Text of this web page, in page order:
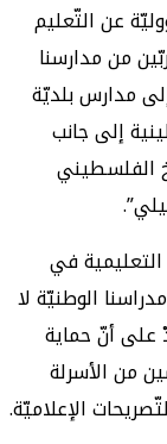
عن التّعليم
من مدارسنا
مدارس بلديّة
إلى جانب
الفلسطيني
في
الوطنيّة لا
على أنّ حماية
من الأسرلة
الإعلاميّة.